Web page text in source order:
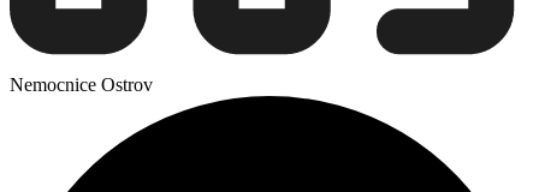
Nemocnice Ostrov